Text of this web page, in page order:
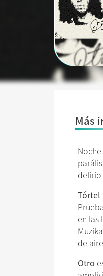
Más
Tórtel
en las
de
Otro